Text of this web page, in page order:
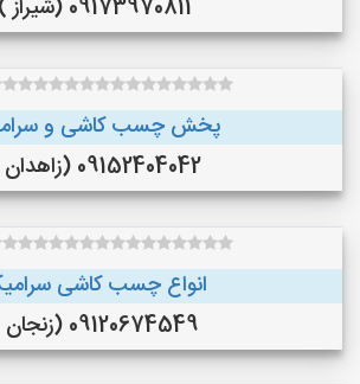
09173970811 (شیراز )
پخش چسب کاشی و
09152404042 (زاهدان )
انواع چسب کاشی
09120674549 (زنجان )